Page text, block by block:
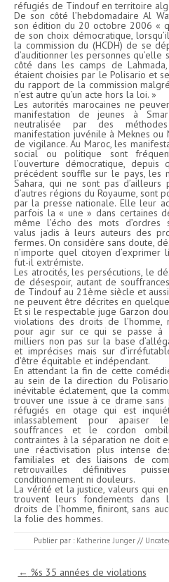
réfugiés de Tindouf en territoire
De son côté l’hebdomadaire Al
son édition du 20 octobre 2006 «
de son choix démocratique,
la commission du (HCDH) de se
d’auditionner les personnes qu’elle
côté dans les camps de
étaient choisies par le Polisario et
du rapport de la commission
n’est autre qu’un acte hors la loi. »
Les autorités marocaines ne
manifestation de jeunes à
neutralisée par des
manifestation juvénile à Meknes ou
de vigilance. Au Maroc, les
social ou politique sont
l’ouverture démocratique, depuis
précédent souffle sur le pays, les
Sahara, qui ne sont pas d’ailleurs
d’autres régions du Royaume, sont
par la presse nationale. Elle leur
parfois la « une » dans certaines
même l’écho des mots d’ordres
valus jadis à leurs auteurs des
fermes. On considère sans doute,
n’importe quel citoyen
fut-il extrémiste.
Les atrocités, les persécutions, le
de désespoir, autant de
de Tindouf au 21ème siècle et
ne peuvent être décrites en
Et si le respectable juge Garzon
violations des droits de l’homme,
pour agir sur ce qui se passe à
milliers non pas sur la base
et imprécises mais sur
d’être équitable et indépendant.
En attendant la fin de cette
au sein de la direction du
inévitable éclatement, que la
trouver une issue à ce drame sans
réfugiés en otage qui est
inlassablement pour apaiser
souffrances et le cordon
contraintes à la séparation ne doit
une réactivisation plus intense
familiales et des liaisons de
retrouvailles définitives
conditionnement ni douleurs.
La vérité et la justice, valeurs qui
trouvent leurs fondements dans
droits de l’homme, finiront, sans
la folie des hommes.
Publier par : Katherine Junger //
Navigation des articles
← %s 35 années de violations